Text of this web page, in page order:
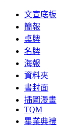
文宣底板
簡報
桌牌
名牌
海報
資料夾
書封面
插圖漫畫
TQM
畢業典禮